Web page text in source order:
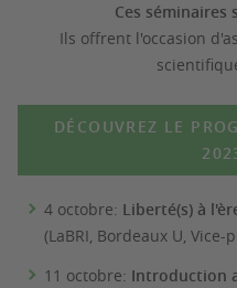
Ces
Ils offrent l'occasion
DÉCOUVREZ LE
4 octobre: Liberté(s) à
(LaBRI, Bordeaux U,
11 octobre: Introduction